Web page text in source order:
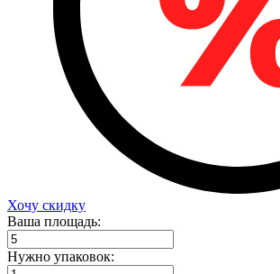
Хочу скидку
Ваша площадь:
Нужно упаковок: